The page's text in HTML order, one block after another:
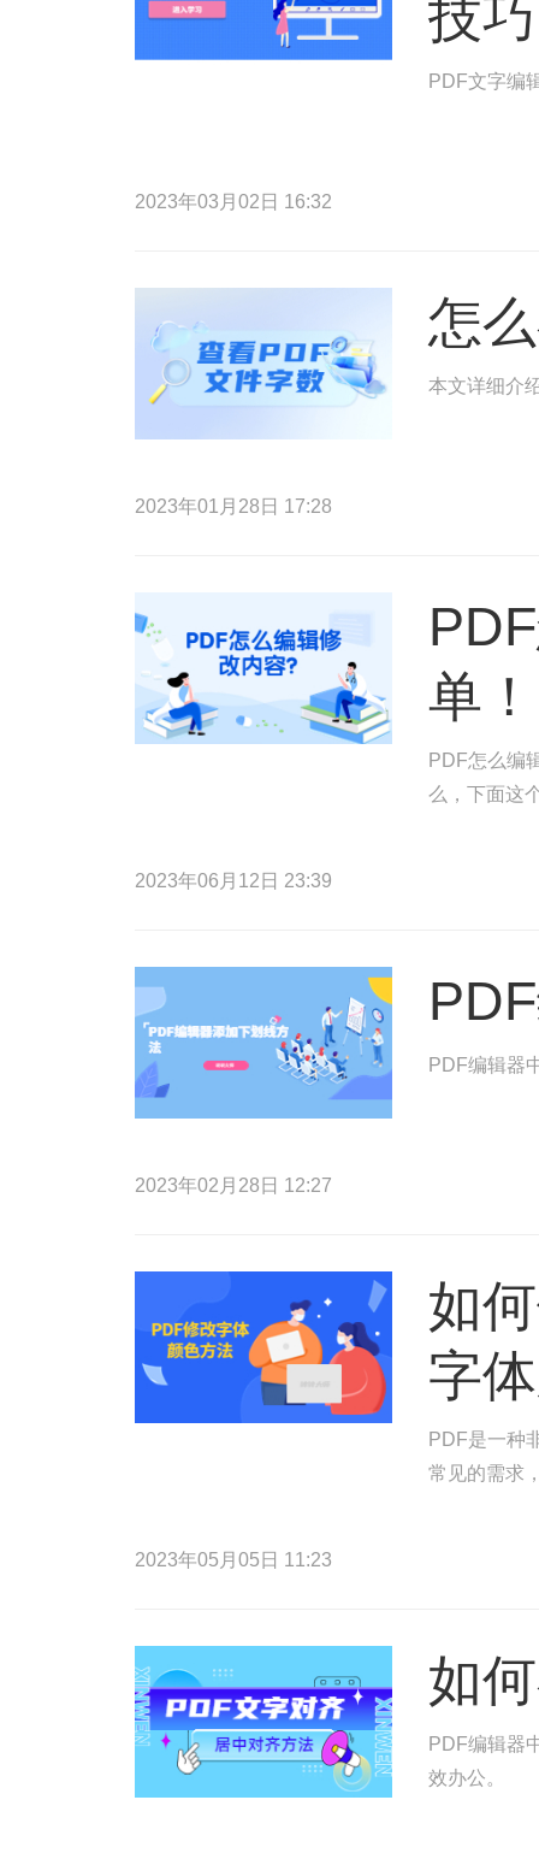
技巧
PDF文字编
2023年03月02日 16:32
怎
本文详细介
2023年01月28日 17:28
单！
PDF怎么编
么，下面这
2023年06月12日 23:39
PDF编辑器
2023年02月28日 12:27
如
字
PDF是一种
常见的需求
2023年05月05日 11:23
如
PDF编辑器
效办公。